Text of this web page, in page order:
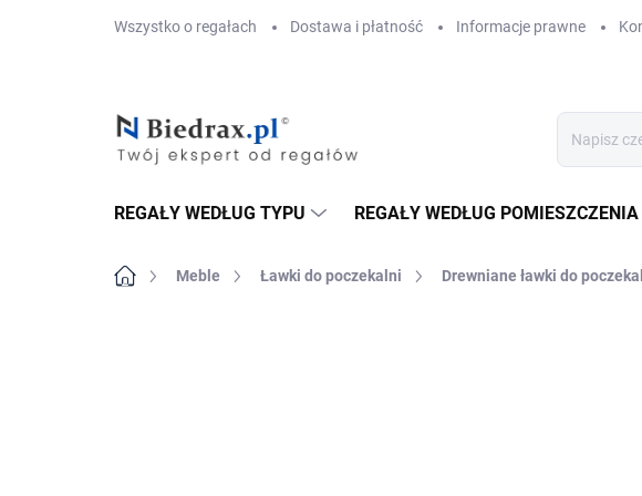
Wszystko o regałach Dostawa i płatność Informacje prawne
REGAŁY WEDŁUG TYPU REGAŁY WEDŁUG POMIESZCZENIA
Home Meble Ławki do poczekalni Drewniane ławki do